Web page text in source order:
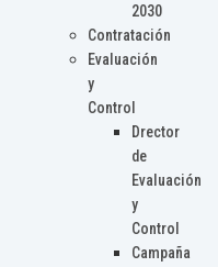
2030
Contratación
Evaluación
y
Control
Drector
de
Evaluación
y
Control
Campaña